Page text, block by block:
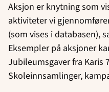
Aksjon er knytning som
aktiviteter vi
(som vises i databasen),
Eksempler på aksjoner
Jubileumsgaver fra Karis
Skoleinnsamlinger,